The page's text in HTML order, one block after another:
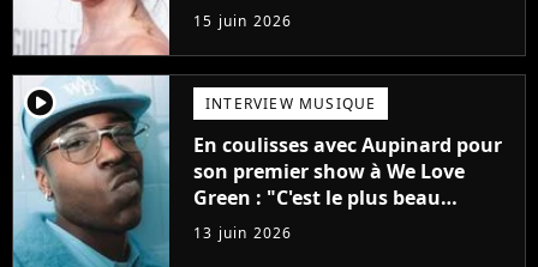
15 juin 2026
player2 INTERVIEW MUSIQUE
En coulisses avec Aupinard pour
son premier show à We Love
Green : "C'est le plus beau
cadeau qu'on puisse me faire"
13 juin 2026